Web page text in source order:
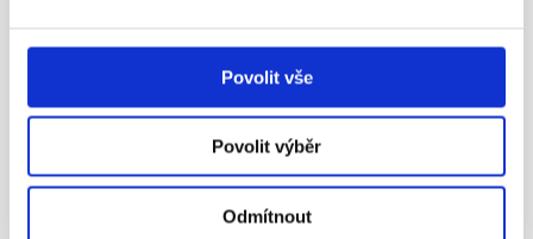
Povolit vše
Povolit výběr
Odmítnout
Koho zakladatelé určují členy orgánů společnosti, kteří
Mají-li být vydány akcie jako zaknihované cenné papíry,
čísla majetkových účtů, na které mají být zaknihované